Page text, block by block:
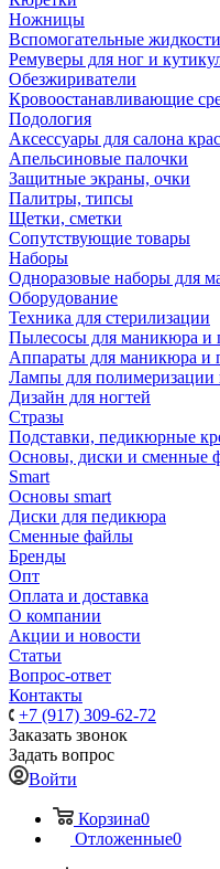
Ножницы
Вспомогательные жидкости
Ремуверы для ног и
Обезжириватели
Кровоостанавливающие
Подология
Аксессуары для салона
Апельсиновые палочки
Защитные экраны, очки
Палитры, типсы
Щетки, сметки
Сопутствующие товары
Наборы
Одноразовые наборы для
Оборудование
Техника для стерилизации
Пылесосы для маникюра и
Аппараты для маникюра и
Лампы для полимеризации
Дизайн для ногтей
Стразы
Подставки, педикюрные
Основы, диски и сменные
Smart
Основы smart
Диски для педикюра
Сменные файлы
Бренды
Опт
Оплата и доставка
О компании
Акции и новости
Статьи
Вопрос-ответ
Контакты
+7 (917) 309-62-72
Заказать звонок
Задать вопрос
Войти
Корзина0
Отложенные0